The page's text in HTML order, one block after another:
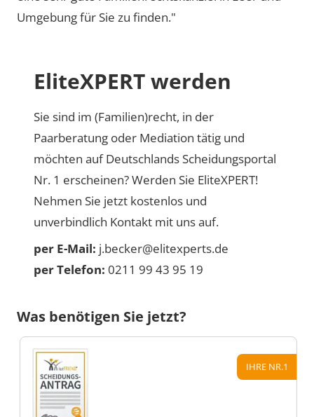
Umgebung für Sie zu finden."
EliteXPERT werden
Sie sind im (Familien)recht, in der
Paarberatung oder Mediation tätig und
möchten auf Deutschlands Scheidungsportal
Nr. 1 erscheinen? Werden Sie EliteXPERT!
Nehmen Sie jetzt kostenlos und
unverbindlich Kontakt mit uns auf.
per E-Mail: j.becker@elitexperts.de
per Telefon: 0211 99 43 95 19
Was benötigen Sie jetzt?
IHRE NR.1